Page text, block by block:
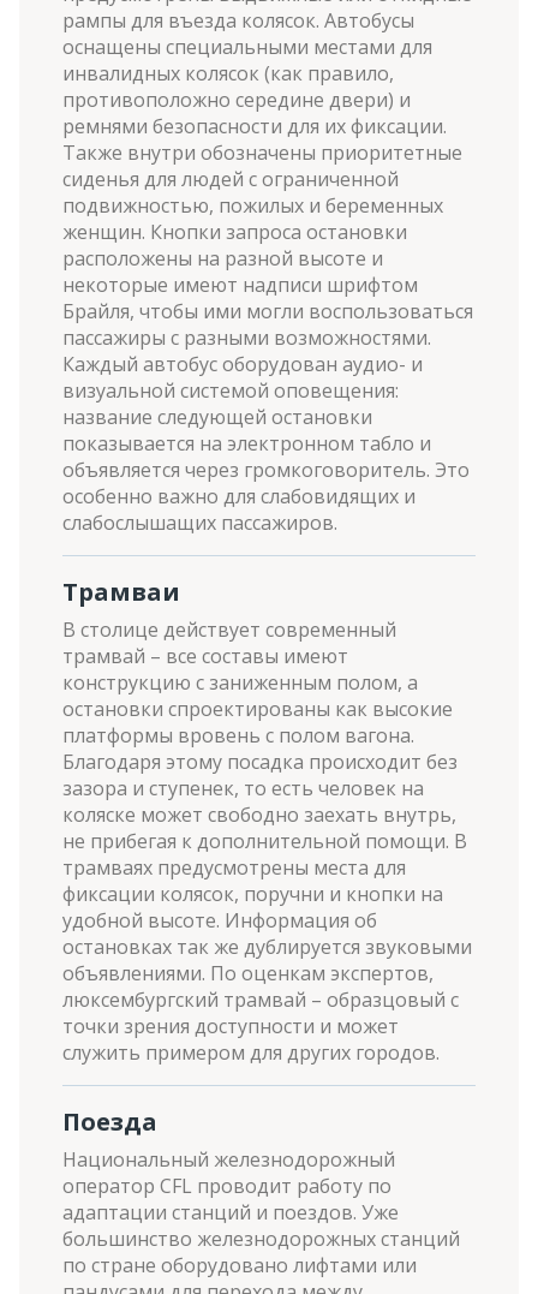
рампы для въезда колясок. Автобусы
оснащены специальными местами для
инвалидных колясок (как правило,
противоположно середине двери) и
ремнями безопасности для их фиксации.
Также внутри обозначены приоритетные
сиденья для людей с ограниченной
подвижностью, пожилых и беременных
женщин. Кнопки запроса остановки
расположены на разной высоте и
некоторые имеют надписи шрифтом
Брайля, чтобы ими могли воспользоваться
пассажиры с разными возможностями.
Каждый автобус оборудован аудио- и
визуальной системой оповещения:
название следующей остановки
показывается на электронном табло и
объявляется через громкоговоритель. Это
особенно важно для слабовидящих и
слабослышащих пассажиров.
Трамваи
В столице действует современный
трамвай – все составы имеют
конструкцию с заниженным полом, а
остановки спроектированы как высокие
платформы вровень с полом вагона.
Благодаря этому посадка происходит без
зазора и ступенек, то есть человек на
коляске может свободно заехать внутрь,
не прибегая к дополнительной помощи. В
трамваях предусмотрены места для
фиксации колясок, поручни и кнопки на
удобной высоте. Информация об
остановках так же дублируется звуковыми
объявлениями. По оценкам экспертов,
люксембургский трамвай – образцовый с
точки зрения доступности и может
служить примером для других городов.
Поезда
Национальный железнодорожный
оператор CFL проводит работу по
адаптации станций и поездов. Уже
большинство железнодорожных станций
по стране оборудовано лифтами или